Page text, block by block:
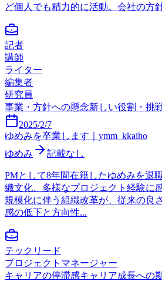
ど個人でも精力的に活動。会社の方
記者
講師
ライター
編集者
研究員
事業・方針への懸念新しい役割・挑
2025/2/7
ゆめみを卒業します｜ymm_kkaiho
ゆめみ
記載なし
PMとして8年間在籍したゆめみを退
織文化、多様なプロジェクト経験に
規模化に伴う組織改革が、従来の良
感の低下と方向性...
テックリード
プロジェクトマネージャー
キャリアの停滞感キャリア成長への